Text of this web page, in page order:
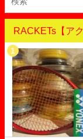
RACKETs【ア